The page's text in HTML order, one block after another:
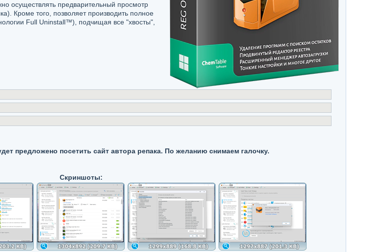
осуществлять предварительный просмотр
Кроме того, позволяет производить полное
Full Uninstall™), подчищая все "хвосты",
предложено посетить сайт автора репака. По желанию снимаем галочку.
Скриншоты: